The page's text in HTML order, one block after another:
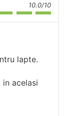
10.0/10
lapte.
acelasi